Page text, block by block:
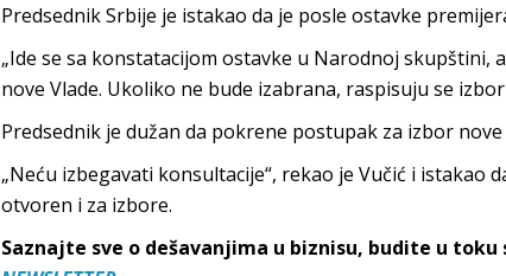
Predsednik Srbije je istakao da je posle ostavke
„Ide se sa konstatacijom ostavke u Narodnoj
nove Vlade. Ukoliko ne bude izabrana, raspisuju se
Predsednik je dužan da pokrene postupak za izbor nove
„Neću izbegavati konsultacije“, rekao je Vučić i istakao
otvoren i za izbore.
Saznajte sve o dešavanjima u biznisu, budite u